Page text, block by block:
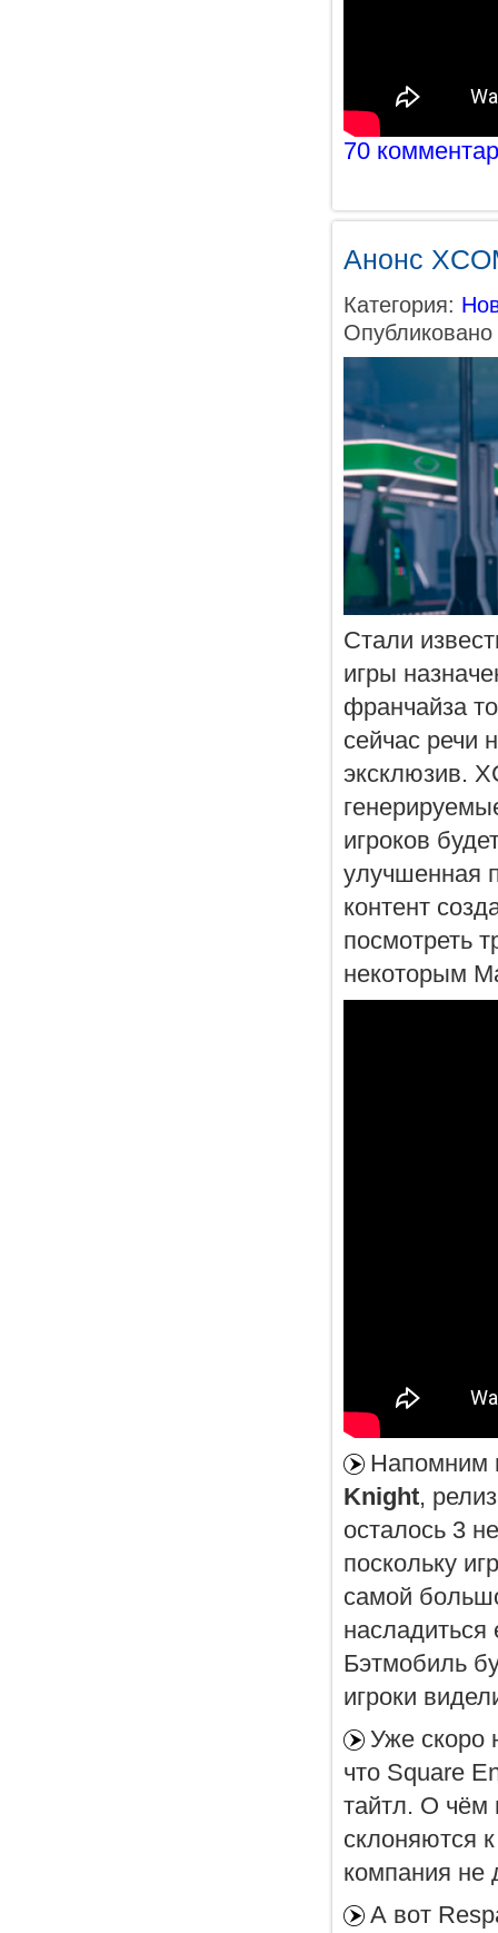
70
Анонс
Категория:
Стали
игры
франчайза
сейчас речи
эксклюзив.
игроков
улучшенная
контент
посмотреть
некоторым
Напомним
Knight,
осталось 3
поскольку
самой
насладиться
Бэтмобиль
игроки
Уже скоро
что Square
тайтл. О чём
склоняются
компания не
А вот